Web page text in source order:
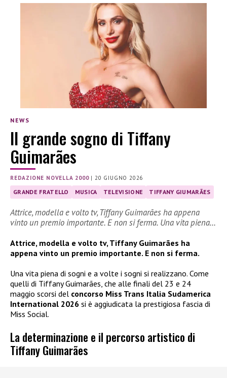
NEWS
Il grande sogno di Tiffany
Guimarães
REDAZIONE NOVELLA 2000| 20 GIUGNO 2026
GRANDE FRATELLO MUSICA TELEVISIONE TIFFANY GIUMARÃES
Attrice, modella e volto tv, Tiffany Guimarães ha appena
vinto un premio importante. E non si ferma. Una vita piena…
Attrice, modella e volto tv, Tiffany Guimarães ha
appena vinto un premio importante. E non si ferma.
Una vita piena di sogni e a volte i sogni si realizzano. Come
quelli di Tiffany Guimarães, che alle finali del 23 e 24
maggio scorsi del concorso Miss Trans Italia Sudamerica
International 2026 si è aggiudicata la prestigiosa fascia di
Miss Social.
La determinazione e il percorso artistico di
Tiffany Guimarães